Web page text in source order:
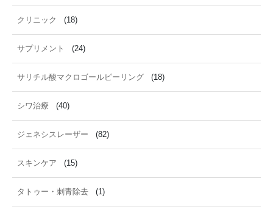
クリニック (18)
サプリメント (24)
サリチル酸マクロゴールピーリング (18)
シワ治療 (40)
ジェネシスレーザー (82)
スキンケア (15)
タトゥー・刺青除去 (1)